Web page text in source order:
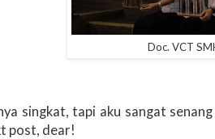
Doc. VCT
singkat, tapi aku sangat
post, dear!